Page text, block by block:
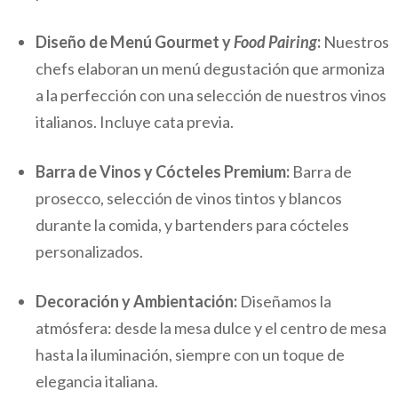
Diseño de Menú Gourmet yFood Pairing: Nuestros
chefs elaboran un menú degustación que armoniza
a la perfección con una selección de nuestros vinos
italianos. Incluye cata previa.
Barra de Vinos y Cócteles Premium: Barra de
prosecco, selección de vinos tintos y blancos
durante la comida, y bartenders para cócteles
personalizados.
Decoración y Ambientación: Diseñamos la
atmósfera: desde la mesa dulce y el centro de mesa
hasta la iluminación, siempre con un toque de
elegancia italiana.